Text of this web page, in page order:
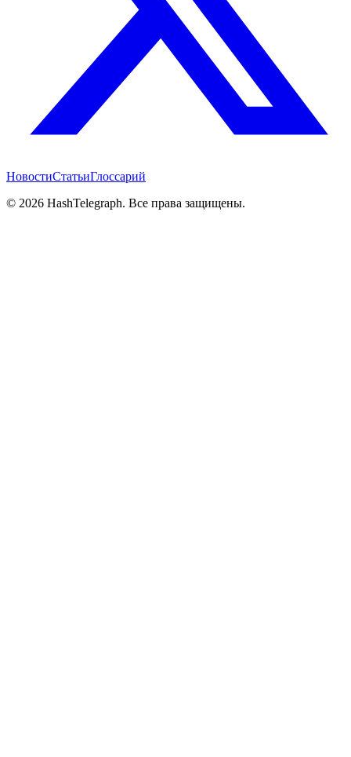
НовостиСтатьиГлоссарий
© 2026 HashTelegraph. Все права защищены.